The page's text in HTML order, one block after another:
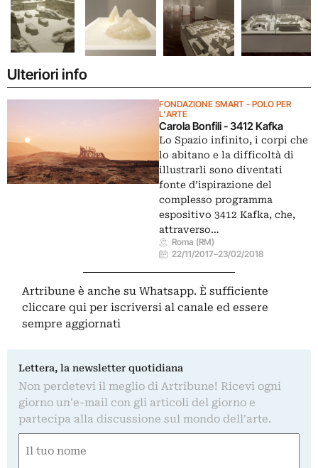
Ulteriori info
FONDAZIONE SMART - POLO PER
L'ARTE
Carola Bonfili - 3412 Kafka
Lo Spazio infinito, i corpi che
lo abitano e la difficoltà di
illustrarli sono diventati
fonte d’ispirazione del
complesso programma
espositivo 3412 Kafka, che,
attraverso…
Roma (RM)
22/11/2017–23/02/2018
Artribune è anche su Whatsapp. È sufficiente
cliccare qui per iscriversi al canale ed essere
sempre aggiornati
Lettera, la newsletter quotidiana
Non perdetevi il meglio di Artribune! Ricevi ogni
giorno un'e-mail con gli articoli del giorno e
partecipa alla discussione sul mondo dell'arte.
(Required)